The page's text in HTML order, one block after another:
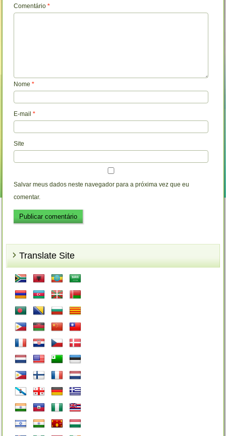
Comentário*
Nome*
E-mail*
Site
Salvar meus dados neste navegador para a próxima vez que eu
comentar.
Translate Site